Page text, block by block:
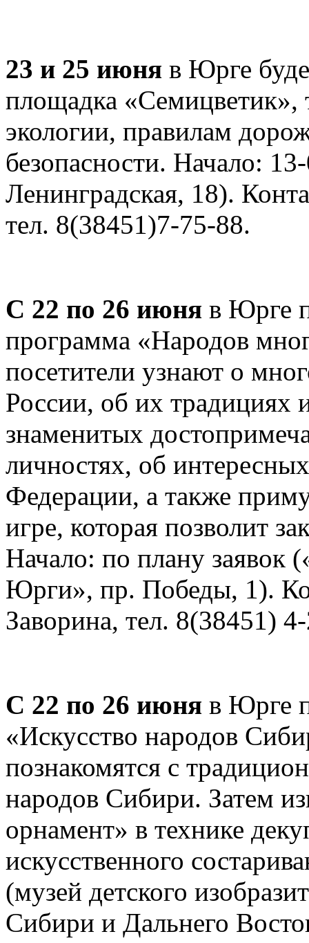
23 и 25 июня в Юрге
площадка «Семицветик»,
экологии, правилам
безопасности. Начало:
Ленинградская, 18).
тел. 8(38451)7-75-88.
С 22 по 26 июня в Юрге
программа «Народов
посетители узнают о
России, об их традициях
знаменитых
личностях, об
Федерации, а также
игре, которая позволит
Начало: по плану заявок
Юрги», пр. Победы, 1).
Заворина, тел. 8(38451)
С 22 по 26 июня в Юрге
«Искусство народов
познакомятся с
народов Сибири. Затем
орнамент» в технике
искусственного
(музей детского
Сибири и Дальнего